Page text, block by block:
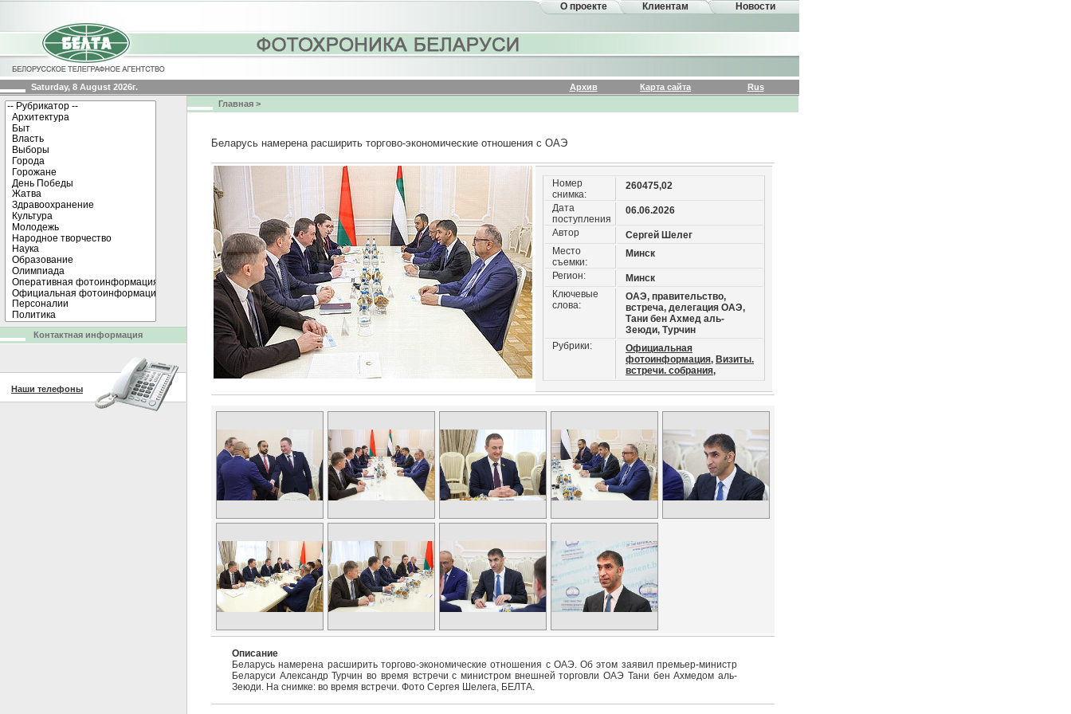
О проекте Клиентам Новости
Saturday, 8 August 2026г. Архив Карта сайта
Rus
Главная >
Беларусь намерена расширить торгово-экономические отношения с ОАЭ
Номер
снимка:
260475,02
Дата
поступления
06.06.2026
Автор
Сергей Шелег
Место
съемки:
Минск
Регион:
Минск
Ключевые
слова:
ОАЭ, правительство,
встреча, делегация ОАЭ,
Тани бен Ахмед аль-
Зеюди, Турчин
Рубрики:
Официальная
фотоинформация, Визиты.
встречи. собрания,
Описание
Беларусь намерена расширить торгово-экономические отношения с ОАЭ. Об этом заявил премьер-министр
Беларуси Александр Турчин во время встречи с министром внешней торговли ОАЭ Тани бен Ахмедом аль-
Зеюди. На снимке: во время встречи. Фото Сергея Шелега, БЕЛТА.
Контактная информация
Наши телефоны